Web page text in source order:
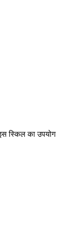
स्किल का उपयोग